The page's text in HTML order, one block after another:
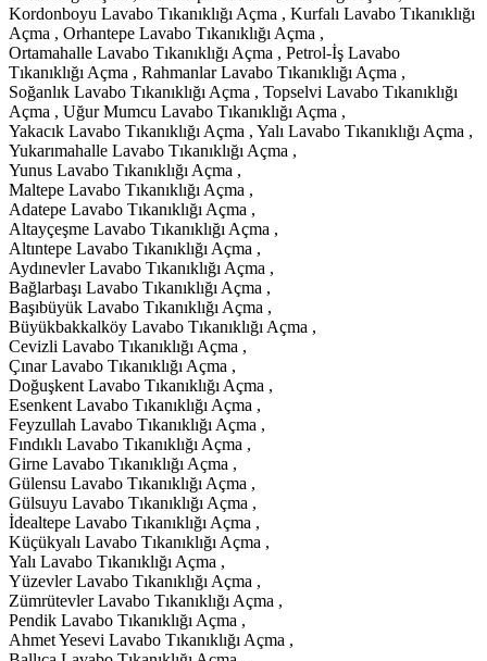
Kordonboyu Lavabo Tıkanıklığı Açma , Kurfalı Lavabo Tıkanıklığı
Açma , Orhantepe Lavabo Tıkanıklığı Açma ,
Ortamahalle Lavabo Tıkanıklığı Açma , Petrol-İş Lavabo
Tıkanıklığı Açma , Rahmanlar Lavabo Tıkanıklığı Açma ,
Soğanlık Lavabo Tıkanıklığı Açma , Topselvi Lavabo Tıkanıklığı
Açma , Uğur Mumcu Lavabo Tıkanıklığı Açma ,
Yakacık Lavabo Tıkanıklığı Açma , Yalı Lavabo Tıkanıklığı Açma ,
Yukarımahalle Lavabo Tıkanıklığı Açma ,
Yunus Lavabo Tıkanıklığı Açma ,
Maltepe Lavabo Tıkanıklığı Açma ,
Adatepe Lavabo Tıkanıklığı Açma ,
Altayçeşme Lavabo Tıkanıklığı Açma ,
Altıntepe Lavabo Tıkanıklığı Açma ,
Aydınevler Lavabo Tıkanıklığı Açma ,
Bağlarbaşı Lavabo Tıkanıklığı Açma ,
Başıbüyük Lavabo Tıkanıklığı Açma ,
Büyükbakkalköy Lavabo Tıkanıklığı Açma ,
Cevizli Lavabo Tıkanıklığı Açma ,
Çınar Lavabo Tıkanıklığı Açma ,
Doğuşkent Lavabo Tıkanıklığı Açma ,
Esenkent Lavabo Tıkanıklığı Açma ,
Feyzullah Lavabo Tıkanıklığı Açma ,
Fındıklı Lavabo Tıkanıklığı Açma ,
Girne Lavabo Tıkanıklığı Açma ,
Gülensu Lavabo Tıkanıklığı Açma ,
Gülsuyu Lavabo Tıkanıklığı Açma ,
İdealtepe Lavabo Tıkanıklığı Açma ,
Küçükyalı Lavabo Tıkanıklığı Açma ,
Yalı Lavabo Tıkanıklığı Açma ,
Yüzevler Lavabo Tıkanıklığı Açma ,
Zümrütevler Lavabo Tıkanıklığı Açma ,
Pendik Lavabo Tıkanıklığı Açma ,
Ahmet Yesevi Lavabo Tıkanıklığı Açma ,